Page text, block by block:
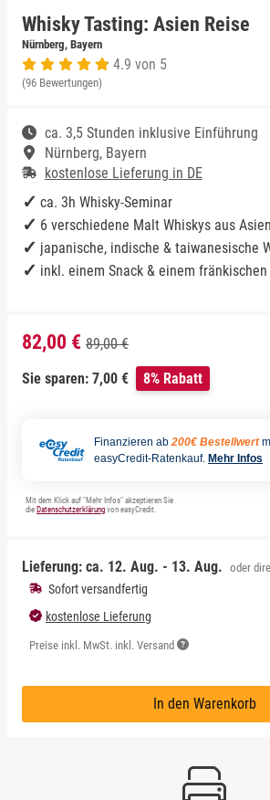
Whisky Tasting: Asien Reise
Nürnberg, Bayern
4.9 von 5
(96 Bewertungen)
ca. 3,5 Stunden inklusive Einführung
Nürnberg, Bayern
kostenlose Lieferung in DE
ca. 3h Whisky-Seminar
6 verschiedene Malt Whiskys aus Asien
japanische, indische & taiwanesische
inkl. einem Snack & einem
82,00 € 89,00 €
Sie sparen: 7,00 €
8% Rabatt
Finanzieren ab 200€ Bestellwert
easyCredit-Ratenkauf. Mehr Infos
Mit dem Klick auf "Mehr Infos" akzeptieren Sie
die Datenschutzerklärung von easyCredit.
Lieferung: ca. 12. Aug. - 13. Aug. oder
Sofort versandfertig
kostenlose Lieferung
Preise inkl. MwSt. inkl. Versand
In den Warenkorb
Niedersachsen
NRW
Rheinland-Pfalz
Saarland
Sachsen
Sachsen-Anhalt
Rum Tasting
Schokolade
Sekt Tasting
Tequila
Wein Tasting
Whisky Tasting